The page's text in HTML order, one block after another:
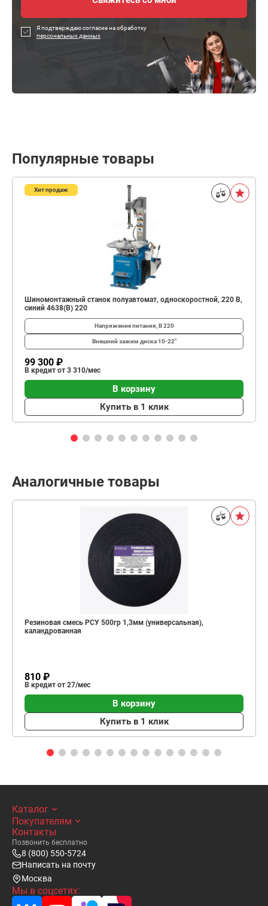
Я подтверждаю согласие на обработку
персональных данных
Популярные товары
Хит продаж
Шиномонтажный станок полуавтомат, односкоростной, 220 В,
синий 4638(B) 220
Напряжение питания, В220
Внешний зажим диска10-22"
99 300 ₽
В кредит от 3 310/мес
В корзину
Купить в 1 клик
Аналогичные товары
Резиновая смесь РСУ 500гр 1,3мм (универсальная),
каландрованная
810 ₽
В кредит от 27/мес
В корзину
Купить в 1 клик
Каталог
Покупателям
Контакты
Позвонить бесплатно
8 (800) 550-5724
Написать на почту
Москва
Мы в соцсетях: